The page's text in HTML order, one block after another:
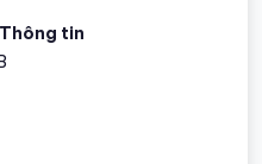
Thông tin